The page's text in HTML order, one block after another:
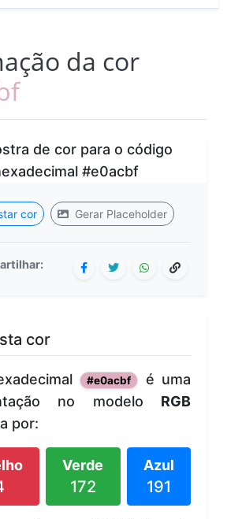
da cor
cor Gerar Placeholder
cor
#e0acbf
é uma
no modelo RGB
por:
Verde
172
Azul
191